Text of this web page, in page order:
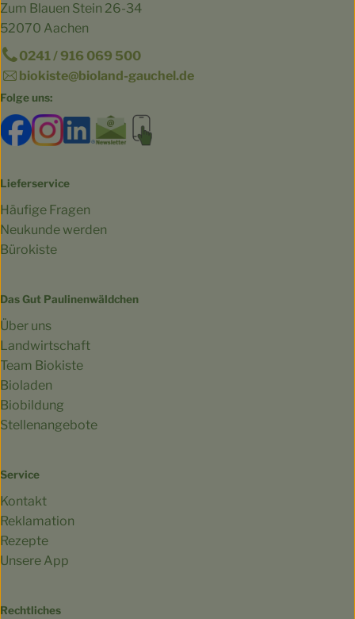
Zum Blauen Stein 26-34
52070 Aachen
0241 / 916 069 500
biokiste@bioland-gauchel.de
Folge uns:
Externer Link zu https://www.facebook.com/
Externer Link zu https://www.instagram.com/
Externer Link zu https://
Externer Link zu https://
Lieferservice
Häufige Fragen
Neukunde werden
Bürokiste
Das Gut Paulinenwäldchen
Über uns
Landwirtschaft
Team Biokiste
Bioladen
Biobildung
Stellenangebote
Service
Kontakt
Reklamation
Rezepte
Unsere App
Rechtliches